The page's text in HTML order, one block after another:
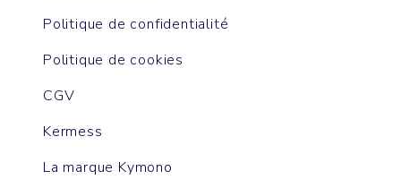
Politique de confidentialité
Politique de cookies
CGV
Kermess
La marque Kymono